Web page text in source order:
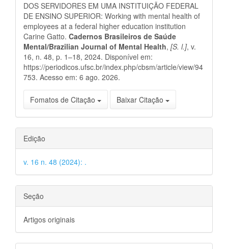
artigo
DOS SERVIDORES EM UMA INSTITUIÇÃO FEDERAL
DE ENSINO SUPERIOR: Working with mental health of
employees at a federal higher education institution
Carine Gatto. Cadernos Brasileiros de Saúde
Mental/Brazilian Journal of Mental Health, [S. l.], v.
16, n. 48, p. 1–18, 2024. Disponível em:
https://periodicos.ufsc.br/index.php/cbsm/article/view/94
753. Acesso em: 6 ago. 2026.
Fomatos de Citação Baixar Citação
Edição
v. 16 n. 48 (2024): .
Seção
Artigos originais